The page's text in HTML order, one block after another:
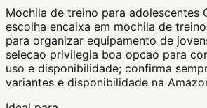
Mochila de treino para adolescentes
escolha encaixa em mochila de
para organizar equipamento de
selecao privilegia boa opcao para
uso e disponibilidade; confirma
variantes e disponibilidade na